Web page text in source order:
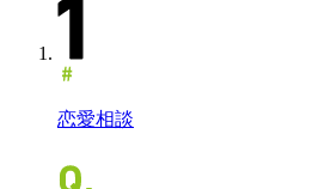
恋愛相談